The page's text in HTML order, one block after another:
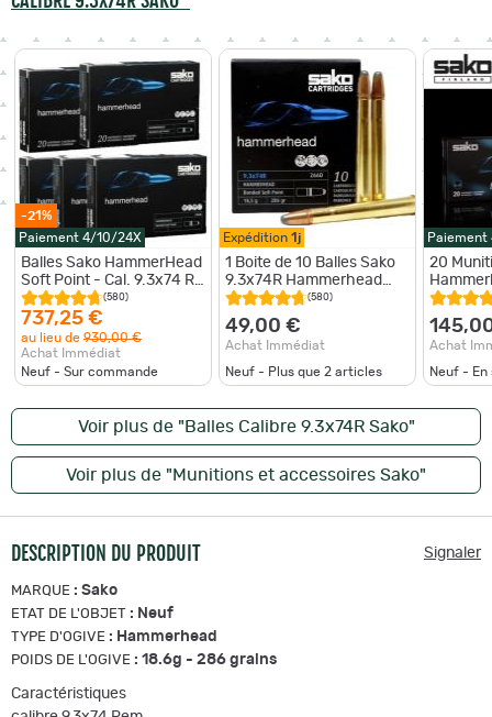
-21%
Paiement 4/10/24X
Balles Sako HammerHead
Soft Point - Cal. 9.3x74 R -
9.3x74R / 286 / Par 5
(580)
737,25 €
au lieu de 930,00 €
Achat Immédiat
Neuf - Sur commande
Expédition 1j
1 Boite de 10 Balles Sako
9.3x74R Hammerhead
286gr
(580)
49,00 €
Achat Immédiat
Neuf - Plus que 2 articles
Paiement
20
286 Gr
Achat
Neuf - En
Voir plus de "Balles Calibre 9.3x74R Sako"
Voir plus de "Munitions et accessoires Sako"
DESCRIPTION DU PRODUIT Signaler
MARQUE : Sako
ETAT DE L'OBJET : Neuf
TYPE D'OGIVE : Hammerhead
POIDS DE L'OGIVE : 18.6g - 286 grains
Caractéristiques